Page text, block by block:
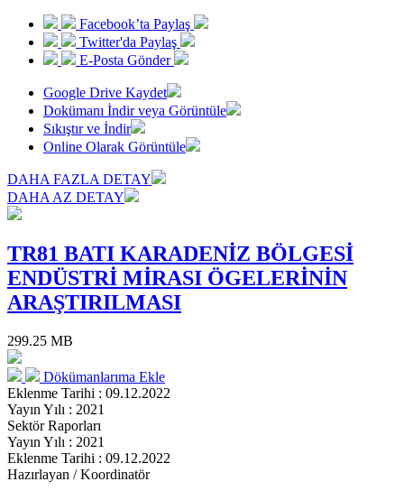
Facebook’ta Paylaş
Twitter'da Paylaş
E-Posta Gönder
Google Drive Kaydet
Dokümanı İndir veya Görüntüle
Sıkıştır ve İndir
Online Olarak Görüntüle
DAHA FAZLA DETAY
DAHA AZ DETAY
TR81 BATI KARADENİZ BÖLGESİ
ENDÜSTRİ MİRASI ÖGELERİNİN
ARAŞTIRILMASI
299.25 MB
Dökümanlarıma Ekle
Eklenme Tarihi : 09.12.2022
Yayın Yılı : 2021
Sektör Raporları
Yayın Yılı : 2021
Eklenme Tarihi : 09.12.2022
Hazırlayan / Koordinatör